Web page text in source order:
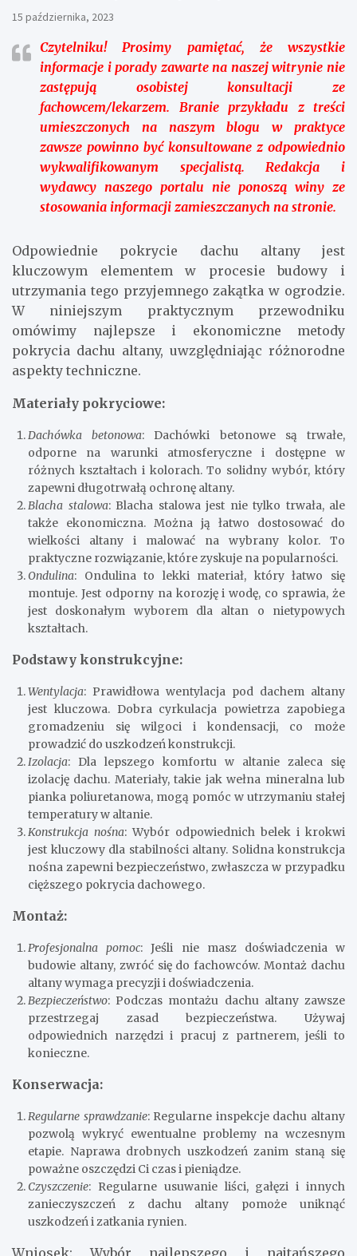
15 października, 2023
Czytelniku!Prosimy pamiętać, że wszystkie
informacje i porady zawarte na naszej witrynie nie
zastępują osobistej konsultacji ze
fachowcem/lekarzem. Branie przykładu z treści
umieszczonych na naszym blogu w praktyce
zawsze powinno być konsultowane z odpowiednio
wykwalifikowanym specjalistą. Redakcja i
wydawcy naszego portalu nie ponoszą winy ze
stosowania informacji zamieszczanych na stronie.
Odpowiednie pokrycie dachu altany jest
kluczowym elementem w procesie budowy i
utrzymania tego przyjemnego zakątka w ogrodzie.
W niniejszym praktycznym przewodniku
omówimy najlepsze i ekonomiczne metody
pokrycia dachu altany, uwzględniając różnorodne
aspekty techniczne.
Materiały pokryciowe:
Dachówka betonowa: Dachówki betonowe są trwałe,
odporne na warunki atmosferyczne i dostępne w
różnych kształtach i kolorach. To solidny wybór, który
zapewni długotrwałą ochronę altany.
Blacha stalowa: Blacha stalowa jest nie tylko trwała, ale
także ekonomiczna. Można ją łatwo dostosować do
wielkości altany i malować na wybrany kolor. To
praktyczne rozwiązanie, które zyskuje na popularności.
Ondulina: Ondulina to lekki materiał, który łatwo się
montuje. Jest odporny na korozję i wodę, co sprawia, że
jest doskonałym wyborem dla altan o nietypowych
kształtach.
Podstawy konstrukcyjne:
Wentylacja: Prawidłowa wentylacja pod dachem altany
jest kluczowa. Dobra cyrkulacja powietrza zapobiega
gromadzeniu się wilgoci i kondensacji, co może
prowadzić do uszkodzeń konstrukcji.
Izolacja: Dla lepszego komfortu w altanie zaleca się
izolację dachu. Materiały, takie jak wełna mineralna lub
pianka poliuretanowa, mogą pomóc w utrzymaniu stałej
temperatury w altanie.
Konstrukcja nośna: Wybór odpowiednich belek i krokwi
jest kluczowy dla stabilności altany. Solidna konstrukcja
nośna zapewni bezpieczeństwo, zwłaszcza w przypadku
cięższego pokrycia dachowego.
Montaż:
Profesjonalna pomoc: Jeśli nie masz doświadczenia w
budowie altany, zwróć się do fachowców. Montaż dachu
altany wymaga precyzji i doświadczenia.
Bezpieczeństwo: Podczas montażu dachu altany zawsze
przestrzegaj zasad bezpieczeństwa. Używaj
odpowiednich narzędzi i pracuj z partnerem, jeśli to
konieczne.
Konserwacja:
Regularne sprawdzanie: Regularne inspekcje dachu altany
pozwolą wykryć ewentualne problemy na wczesnym
etapie. Naprawa drobnych uszkodzeń zanim staną się
poważne oszczędzi Ci czas i pieniądze.
Czyszczenie: Regularne usuwanie liści, gałęzi i innych
zanieczyszczeń z dachu altany pomoże uniknąć
uszkodzeń i zatkania rynien.
Wniosek: Wybór najlepszego i najtańszego